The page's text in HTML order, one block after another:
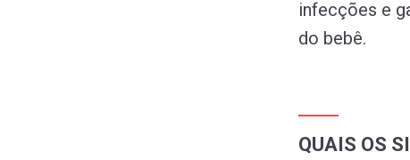
infecções e
do bebê.
QUAIS OS